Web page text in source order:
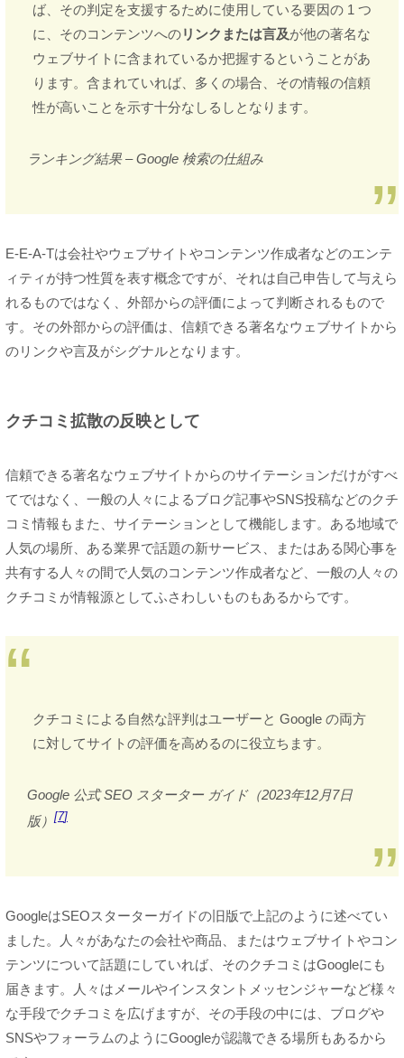
ば、その判定を支援するために使用している要因の 1 つ
に、そのコンテンツへのリンクまたは言及が他の著名な
ウェブサイトに含まれているか把握するということがあ
ります。含まれていれば、多くの場合、その情報の信頼
性が高いことを示す十分なしるしとなります。
ランキング結果 – Google 検索の仕組み
E-E-A-Tは会社やウェブサイトやコンテンツ作成者などのエンテ
ィティが持つ性質を表す概念ですが、それは自己申告して与えら
れるものではなく、外部からの評価によって判断されるもので
す。その外部からの評価は、信頼できる著名なウェブサイトから
のリンクや言及がシグナルとなります。
クチコミ拡散の反映として
信頼できる著名なウェブサイトからのサイテーションだけがすべ
てではなく、一般の人々によるブログ記事やSNS投稿などのクチ
コミ情報もまた、サイテーションとして機能します。ある地域で
人気の場所、ある業界で話題の新サービス、またはある関心事を
共有する人々の間で人気のコンテンツ作成者など、一般の人々の
クチコミが情報源としてふさわしいものもあるからです。
クチコミによる自然な評判はユーザーと Google の両方
に対してサイトの評価を高めるのに役立ちます。
Google 公式 SEO スターター ガイド（2023年12月7日
版） 7
GoogleはSEOスターターガイドの旧版で上記のように述べてい
ました。人々があなたの会社や商品、またはウェブサイトやコン
テンツについて話題にしていれば、そのクチコミはGoogleにも
届きます。人々はメールやインスタントメッセンジャーなど様々
な手段でクチコミを広げますが、その手段の中には、ブログや
SNSやフォーラムのようにGoogleが認識できる場所もあるから